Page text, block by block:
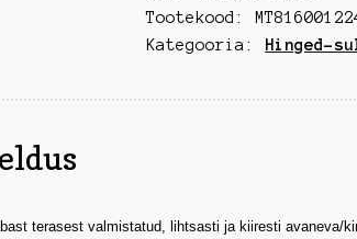
Tootekood:
Kategooria:
Hinged-
terasest valmistatud, lihtsasti ja kiiresti avaneva/